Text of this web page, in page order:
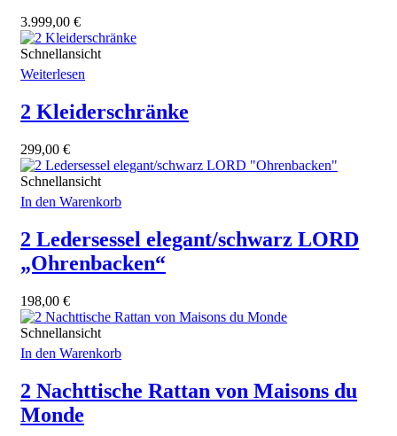
3.999,00 €
Schnellansicht
Weiterlesen
2 Kleiderschränke
299,00 €
Schnellansicht
In den Warenkorb
2 Ledersessel elegant/schwarz LORD
„Ohrenbacken“
198,00 €
Schnellansicht
In den Warenkorb
2 Nachttische Rattan von Maisons du
Monde